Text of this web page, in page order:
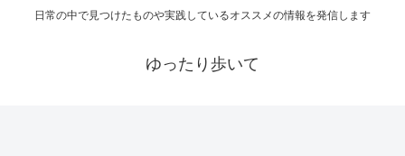
日常の中で見つけたものや実践しているオススメの情報を発信します
ゆったり歩いて